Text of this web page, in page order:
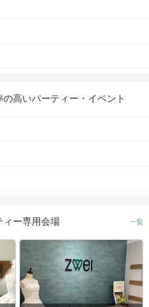
高いパーティー・イベント
ィー専用会場 一覧